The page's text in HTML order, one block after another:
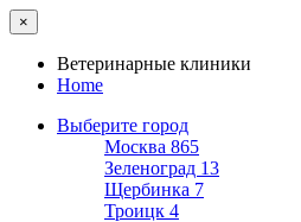
×
Ветеринарные клиники
Home
Выберите город
Москва 865
Зеленоград 13
Щербинка 7
Троицк 4